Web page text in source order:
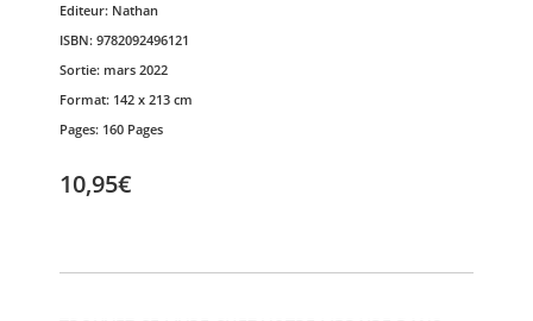
Editeur: Nathan
ISBN: 9782092496121
Sortie: mars 2022
Format: 142 x 213 cm
Pages: 160 Pages
10,95€